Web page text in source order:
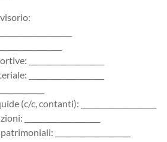
_____________________
_____________________
(c/c, contanti): _____________________
_____________________
_____________________